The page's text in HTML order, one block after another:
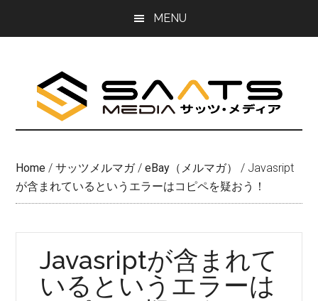
MENU
Home / サッツメルマガ / eBay（メルマガ） / Javasript
が含まれているというエラーはコピペを疑おう！
Javasriptが含まれて
いるというエラーは